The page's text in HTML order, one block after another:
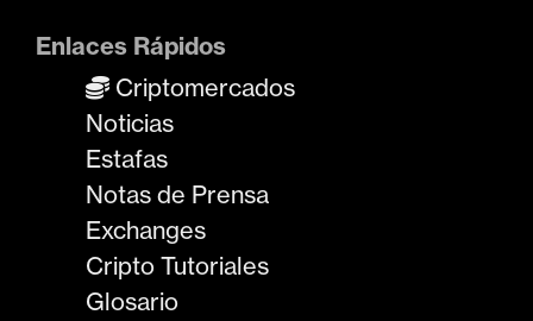
Enlaces Rápidos
Criptomercados
Noticias
Estafas
Notas de Prensa
Exchanges
Cripto Tutoriales
Glosario